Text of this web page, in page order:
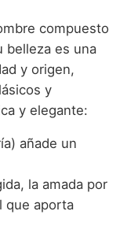
compuesto
belleza es una
y origen,
y
y elegante:
añade un
la amada por
que aporta